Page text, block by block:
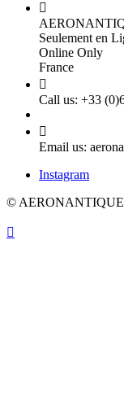

Seulement en
Online Only
France

Call us: +33

Email us:
Instagram
©
